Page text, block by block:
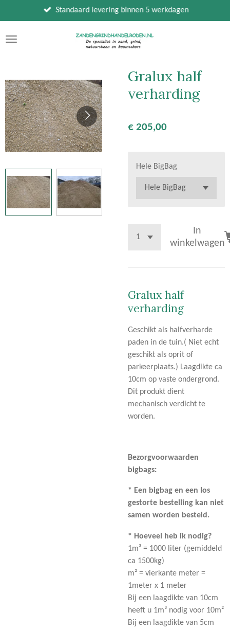
direct
naar
Standaard levering binnen 5 werkdagen
Gralux half
verharding
€ 205,00
Hele BigBag
In
winkelwagen
Gralux half
verharding
Geschikt als halfverharde
paden in de tuin.( Niet echt
geschikt als oprit of
parkeerplaats.) Laagdikte ca
10cm op vaste ondergrond.
Dit produkt dient
mechanisch verdicht te
worden.
Bezorgvoorwaarden
bigbags:
* Een bigbag en een los
gestorte bestelling kan niet
samen worden besteld.
* Hoeveel heb ik nodig?
1m³ = 1000 liter (gemiddeld
ca 1500kg)
m² = vierkante meter =
1meter x 1 meter
Bij een laagdikte van 10cm
heeft u 1m³ nodig voor 10m²
Bij een laagdikte van 5cm